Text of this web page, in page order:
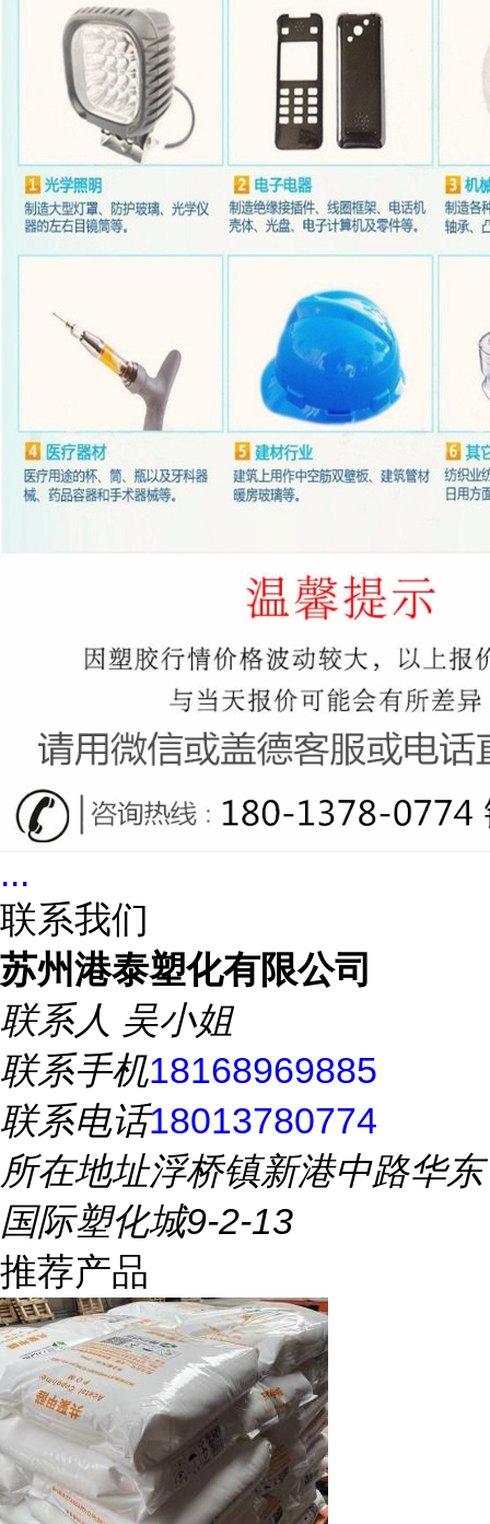
...
联系我们
苏州港泰塑化有限公司
联系人 吴小姐
联系手机18168969885
联系电话18013780774
所在地址浮桥镇新港中路华东
国际塑化城9-2-13
推荐产品